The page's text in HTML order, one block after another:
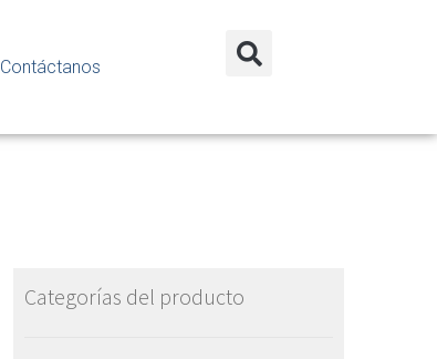
Contáctanos
Categorías del producto